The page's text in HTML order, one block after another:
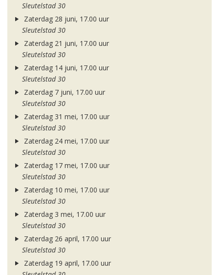
Sleutelstad 30
Zaterdag 28 juni, 17.00 uur
Sleutelstad 30
Zaterdag 21 juni, 17.00 uur
Sleutelstad 30
Zaterdag 14 juni, 17.00 uur
Sleutelstad 30
Zaterdag 7 juni, 17.00 uur
Sleutelstad 30
Zaterdag 31 mei, 17.00 uur
Sleutelstad 30
Zaterdag 24 mei, 17.00 uur
Sleutelstad 30
Zaterdag 17 mei, 17.00 uur
Sleutelstad 30
Zaterdag 10 mei, 17.00 uur
Sleutelstad 30
Zaterdag 3 mei, 17.00 uur
Sleutelstad 30
Zaterdag 26 april, 17.00 uur
Sleutelstad 30
Zaterdag 19 april, 17.00 uur